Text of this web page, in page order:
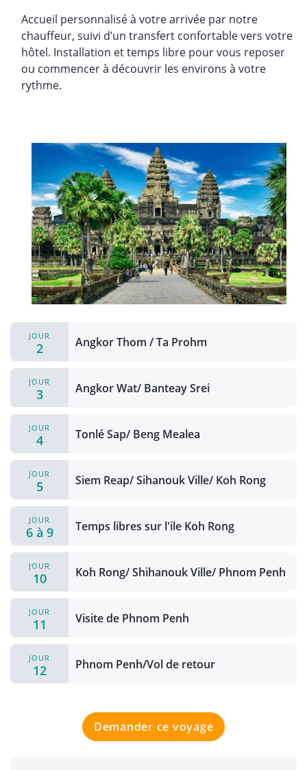
Accueil personnalisé à votre arrivée par notre
chauffeur, suivi d’un transfert confortable vers votre
hôtel. Installation et temps libre pour vous reposer
ou commencer à découvrir les environs à votre
rythme.
JOUR
2 Angkor Thom / Ta Prohm
JOUR
3 Angkor Wat/ Banteay Srei
JOUR
4 Tonlé Sap/ Beng Mealea
JOUR
5 Siem Reap/ Sihanouk Ville/ Koh Rong
JOUR
6 à 9 Temps libres sur l'ile Koh Rong
JOUR
10 Koh Rong/ Shihanouk Ville/ Phnom Penh
JOUR
11 Visite de Phnom Penh
JOUR
12 Phnom Penh/Vol de retour
Demander ce voyage